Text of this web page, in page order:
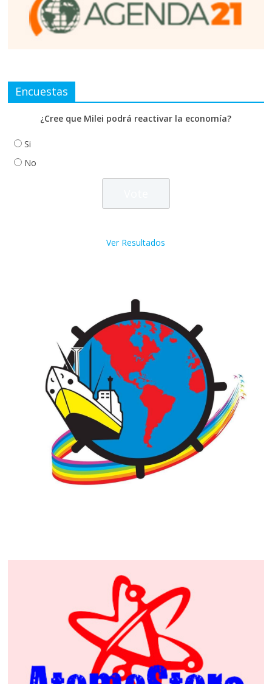
Encuestas
¿Cree que Milei podrá reactivar la economía?
Si
No
Ver Resultados